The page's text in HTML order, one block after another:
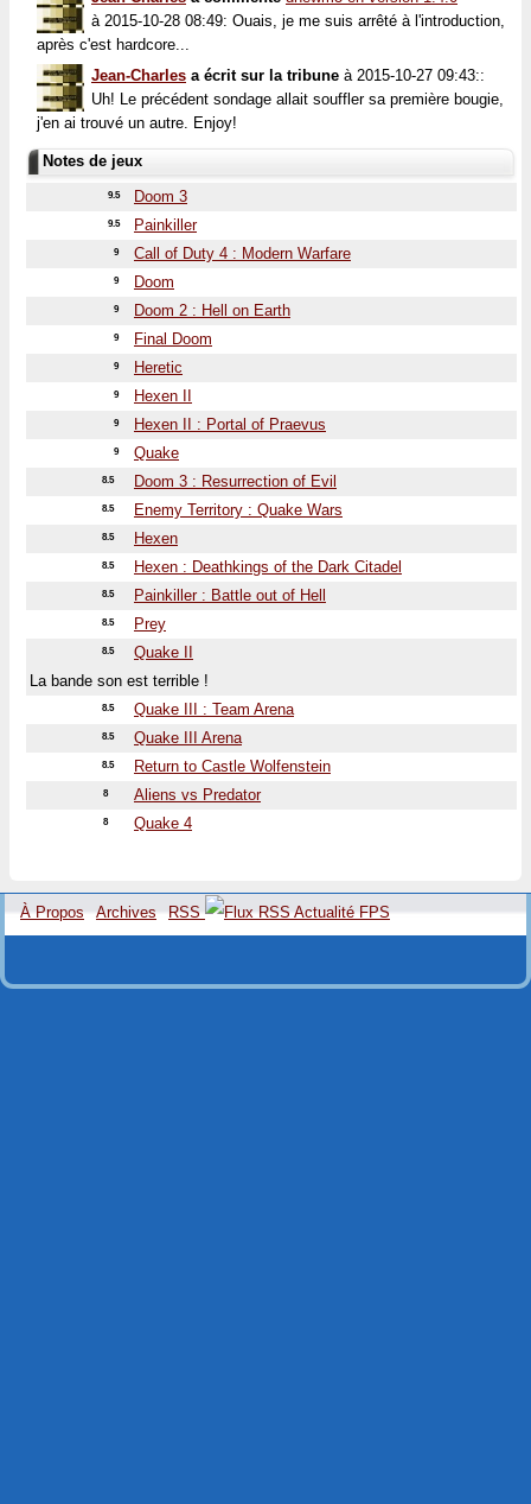
à 2015-10-28 08:49: Ouais, je me suis arrêté à l'introduction,
après c'est hardcore...
Jean-Charles a écrit sur la tribune à 2015-10-27 09:43::
Uh! Le précédent sondage allait souffler sa première bougie,
j'en ai trouvé un autre. Enjoy!
Notes de jeux
9.5 Doom 3
9.5 Painkiller
9 Call of Duty 4 : Modern Warfare
9 Doom
9 Doom 2 : Hell on Earth
9 Final Doom
9 Heretic
9 Hexen II
9 Hexen II : Portal of Praevus
9 Quake
8.5 Doom 3 : Resurrection of Evil
8.5 Enemy Territory : Quake Wars
8.5 Hexen
8.5 Hexen : Deathkings of the Dark Citadel
8.5 Painkiller : Battle out of Hell
8.5 Prey
8.5
Quake II
La bande son est terrible !
8.5 Quake III : Team Arena
8.5 Quake III Arena
8.5 Return to Castle Wolfenstein
8 Aliens vs Predator
8 Quake 4
À Propos Archives RSS